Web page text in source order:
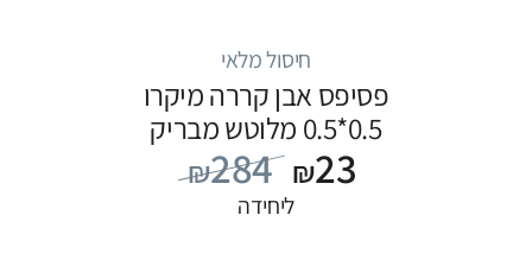
חיסול מלאי
פסיפס אבן קררה מיקרו
0.5*0.5 מלוטש מבריק
₪284 ₪23
ליחידה